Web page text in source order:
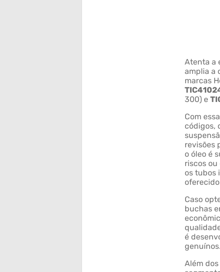
Atenta a
amplia a
marcas
300) e
Com
códigos,
revisões
o óleo é
riscos
os tubos
Caso
buchas
é
Além